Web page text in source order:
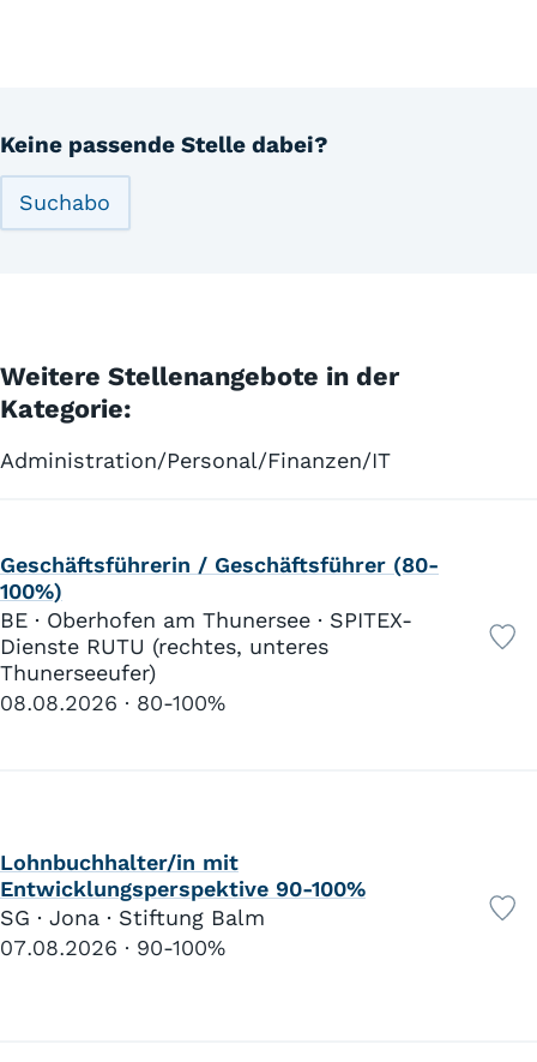
Keine passende Stelle dabei?
Suchabo
Weitere Stellenangebote in der
Kategorie:
Administration/Personal/Finanzen/IT
Geschäftsführerin / Geschäftsführer (80-
100%)
BE · Oberhofen am Thunersee · SPITEX-
Dienste RUTU (rechtes, unteres
Thunerseeufer)
08.08.2026
80-100%
Lohnbuchhalter/in mit
Entwicklungsperspektive 90-100%
SG · Jona · Stiftung Balm
07.08.2026
90-100%